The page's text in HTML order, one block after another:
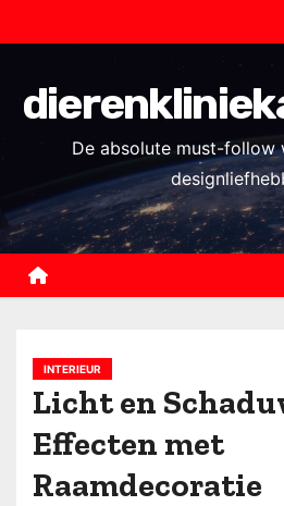
k
o
n
De absolute must-follow
INTERIEUR
Licht en
Effecten met
Raamdecoratie